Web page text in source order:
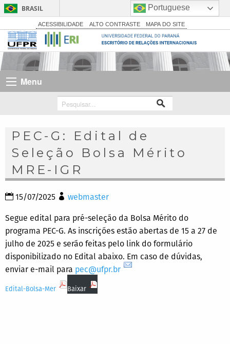
BRASIL
Simplifique!
Comunica BR
Participe
Legislação
Canais
ACESSIBILIDADE ALTO CONTRASTE MAPA DO SITE
Menu
PEC-G: Edital de
Seleção Bolsa Mérito
MRE-IGR
15/07/2025 webmaster
Segue edital para pré-seleção da Bolsa Mérito do
programa PEC-G. As inscrições estão abertas de 15 a 27 de
julho de 2025 e serão feitas pelo link do formulário
disponibilizado no Edital abaixo. Em caso de dúvidas,
enviar e-mail para pec@ufpr.br
Edital-Bolsa-Mer Baixar
Portuguese